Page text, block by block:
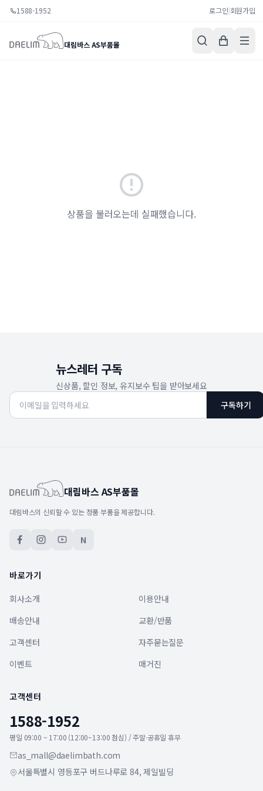
1588-1952 로그인|회원가입
대림바스 AS부품몰
상품을 불러오는데 실패했습니다.
뉴스레터 구독
신상품, 할인 정보, 유지보수 팁을 받아보세요
구독하기
대림바스 AS부품몰
대림바스의 신뢰할 수 있는 정품 부품을 제공합니다.
N
바로가기
회사소개
이용안내
배송안내
교환/반품
고객센터
자주묻는질문
이벤트
매거진
고객센터
1588-1952
평일 09:00 ~ 17:00 (12:00~13:00 점심) / 주말·공휴일 휴무
as_mall@daelimbath.com
서울특별시 영등포구 버드나루로 84, 제일빌딩